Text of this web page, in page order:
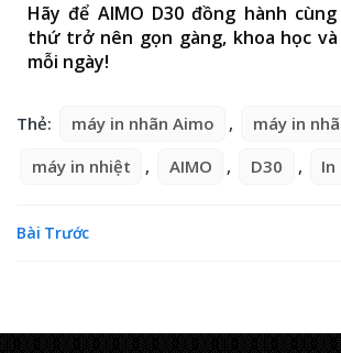
Hãy để AIMO D30 đồng hành
thứ trở nên gọn gàng, khoa học
mỗi ngày!
Thẻ: máy in nhãn Aimo , máy in
máy in nhiệt
, AIMO , D30 , In
Bài Trước